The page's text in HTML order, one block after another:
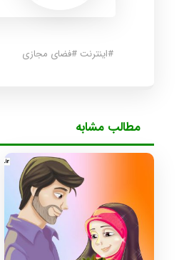
#اینترنت #فضای مجازی
مطالب مشابه